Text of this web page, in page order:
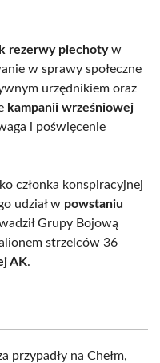
rezerwy piechotyw
w sprawy społeczne
urzędnikiem oraz
kampanii wrześniowej
i poświęcenie
członka konspiracyjnej
udział w powstaniu
Grupy Bojową
strzelców 36
AK.
przypadły na Chełm,